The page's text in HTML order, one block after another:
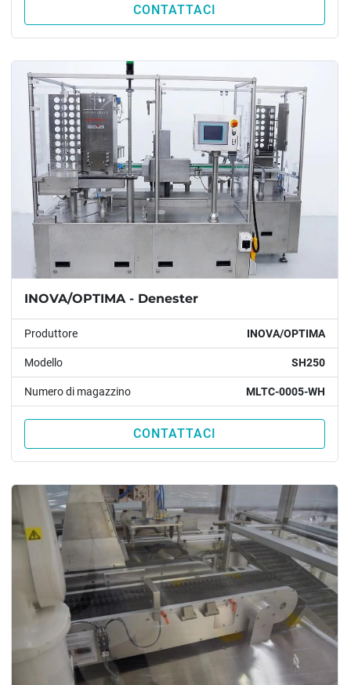
CONTATTACI
INOVA/OPTIMA - Denester
Produttore INOVA/OPTIMA
Modello SH250
Numero di magazzino MLTC-0005-WH
CONTATTACI